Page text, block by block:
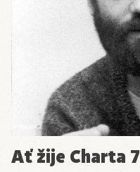
Ať žije Charta